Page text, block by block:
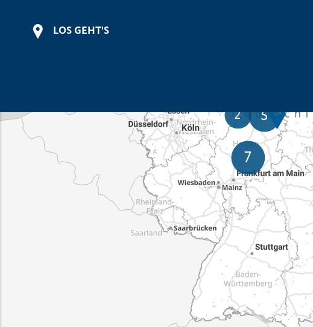
LOS GEHT'S